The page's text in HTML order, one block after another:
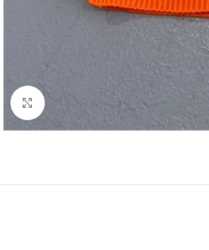
Click to enlarge